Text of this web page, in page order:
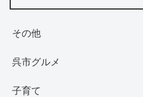
その他
呉市グルメ
子育て